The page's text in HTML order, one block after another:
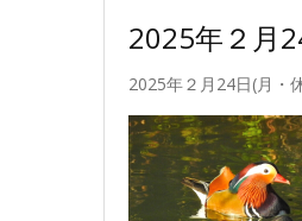
2025年２
2025年２月24日(月